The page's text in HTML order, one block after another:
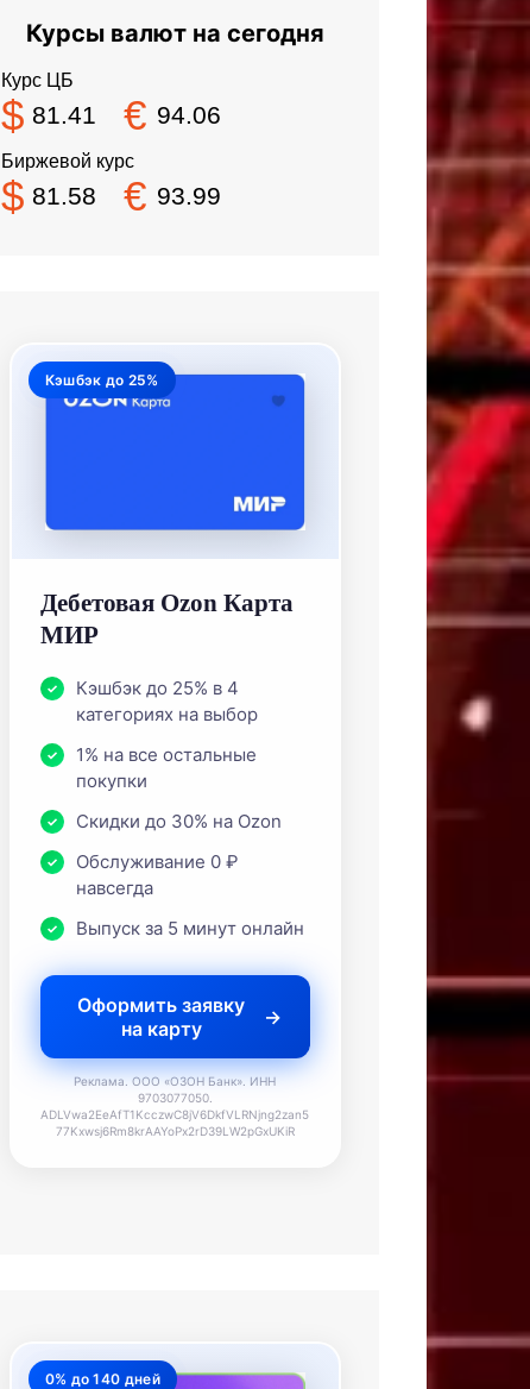
Курсы валют на сегодня
Курс ЦБ
$ 81.41 € 94.06
Биржевой курс
$ 81.58 € 93.99
Кэшбэк до 25%
Дебетовая Ozon Карта
МИР
Кэшбэк до 25% в 4
категориях на выбор
1% на все остальные
покупки
Скидки до 30% на Ozon
Обслуживание 0 ₽
навсегда
Выпуск за 5 минут онлайн
Оформить заявку
на карту
Реклама. ООО «ОЗОН Банк». ИНН
9703077050.
ADLVwa2EeAfT1KcczwC8jV6DkfVLRNjng2zan5
77Kxwsj6Rm8krAAYoPx2rD39LW2pGxUKiR
0% до 140 дней